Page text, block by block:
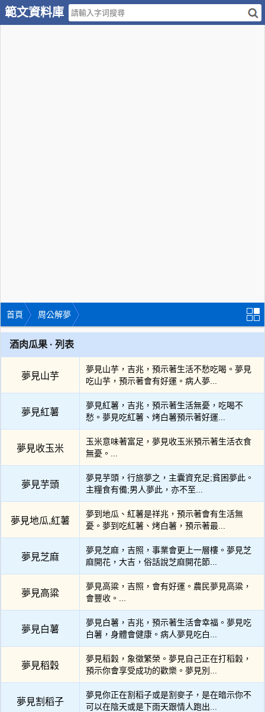
範文資料庫
首頁 周公解夢
酒肉瓜果 · 列表
夢見山芋
夢見山芋，吉兆，預示著生活不愁吃喝。夢見
吃山芋，預示著會有好運。病人夢...
夢見紅薯
夢見紅薯，吉兆，預示著生活無憂，吃喝不
愁。夢見吃紅薯、烤白薯預示著好運...
夢見收玉米
玉米意味著富足，夢見收玉米預示著生活衣食
無憂。...
夢見芋頭
夢見芋頭，行旅夢之，主囊資充足;貧困夢此。
主糧食有備;男人夢此，亦不至...
夢見地瓜,紅薯
夢到地瓜、紅薯是祥兆，預示著會有生活無
憂。夢到吃紅薯、烤白薯，預示著最...
夢見芝麻
夢見芝麻，吉照，事業會更上一層樓。夢見芝
麻開花，大吉，俗話說芝麻開花節...
夢見高粱
夢見高粱，吉照，會有好運。農民夢見高粱，
會豐收。...
夢見白薯
夢見白薯，吉兆，預示著生活會幸福。夢見吃
白薯，身體會健康。病人夢見吃白...
夢見稻穀
夢見稻穀，象徵繁榮。夢見自己正在打稻穀，
預示你會享受成功的歡樂。夢見別...
夢見割稻子
夢見你正在割稻子或是割麥子，是在暗示你不
可以在陰天或是下雨天跟情人跑出...